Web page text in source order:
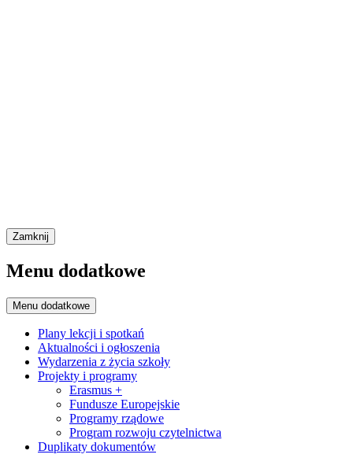
Zamknij
Menu dodatkowe
Menu dodatkowe
Plany lekcji i spotkań
Aktualności i ogłoszenia
Wydarzenia z życia szkoły
Projekty i programy
Erasmus +
Fundusze Europejskie
Programy rządowe
Program rozwoju czytelnictwa
Duplikaty dokumentów